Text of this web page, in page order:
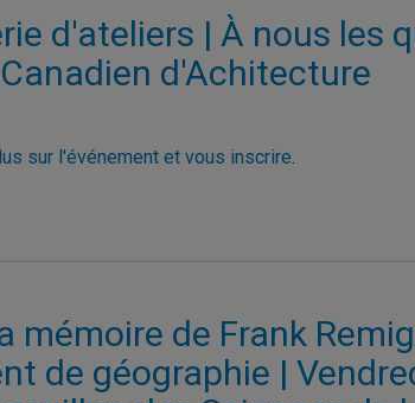
d'ateliers | À nous les
d'Achitecture
sur l'événement et vous inscrire.
mémoire de Frank
de géographie |